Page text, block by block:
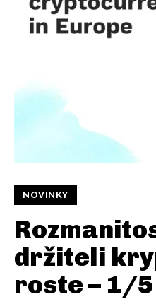
NOVINKY
držiteli
roste – 1/